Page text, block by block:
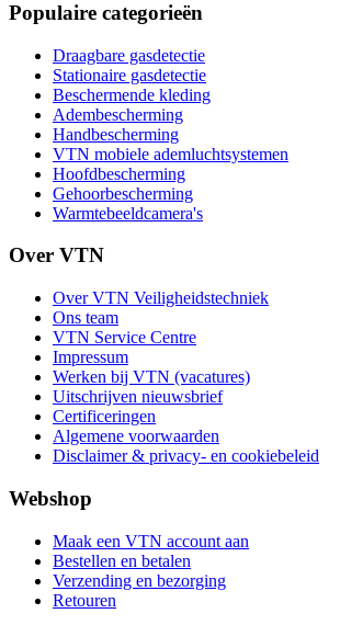
Populaire categorieën
Draagbare gasdetectie
Stationaire gasdetectie
Beschermende kleding
Adembescherming
Handbescherming
VTN mobiele ademluchtsystemen
Hoofdbescherming
Gehoorbescherming
Warmtebeeldcamera's
Over VTN
Over VTN Veiligheidstechniek
Ons team
VTN Service Centre
Impressum
Werken bij VTN (vacatures)
Uitschrijven nieuwsbrief
Certificeringen
Algemene voorwaarden
Disclaimer & privacy- en cookiebeleid
Webshop
Maak een VTN account aan
Bestellen en betalen
Verzending en bezorging
Retouren